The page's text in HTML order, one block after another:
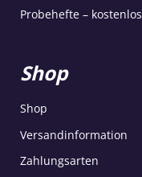
Probehefte – kostenlos
Shop
Shop
Versandinformation
Zahlungsarten